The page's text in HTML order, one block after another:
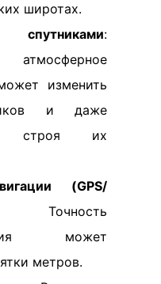
широтах.
:
изменить
и даже
строя их
(GPS/
может
метров.